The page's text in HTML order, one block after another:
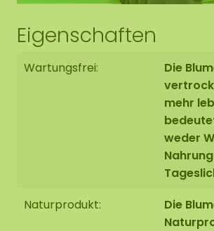
Eigenschaften
Wartungsfrei:
Die
mehr
weder
Naturprodukt:
Die